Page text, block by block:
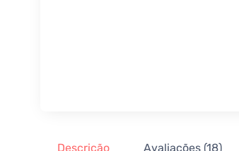
Descrição Avaliações (18)